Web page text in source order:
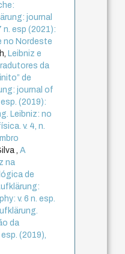
journal
n. esp (2021):
no Nordeste
Leibniz e
da
de
journal of
(2019):
Leibniz: no
v. 4, n.
,A
na
de
v. 6 n. esp.
da
(2019),